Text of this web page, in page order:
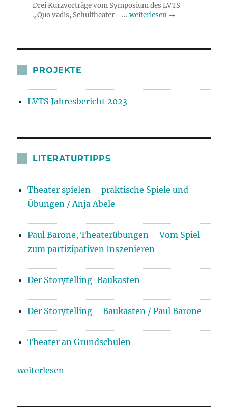
Drei Kurzvorträge vom Symposium des LVTS
„Quo vadis, Schultheater –... weiterlesen →
PROJEKTE
LVTS Jahresbericht 2023
LITERATURTIPPS
Theater spielen – praktische Spiele und
Übungen / Anja Abele
Paul Barone, Theaterübungen – Vom Spiel
zum partizipativen Inszenieren
Der Storytelling-Baukasten
Der Storytelling – Baukasten / Paul Barone
Theater an Grundschulen
weiterlesen